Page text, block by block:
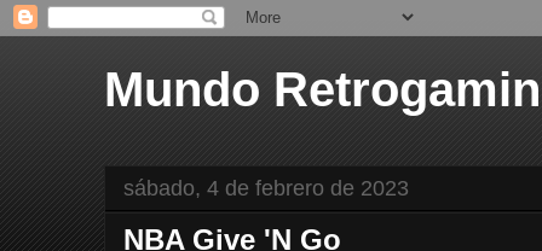
Mundo
sábado, 4 de febrero de 2023
NBA Give 'N Go